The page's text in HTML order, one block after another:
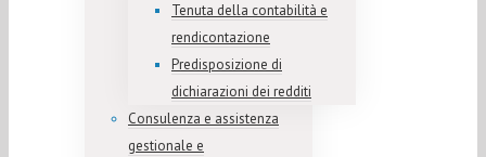
Tenuta della contabilità e
rendicontazione
Predisposizione di
dichiarazioni dei redditi
Consulenza e assistenza
gestionale e